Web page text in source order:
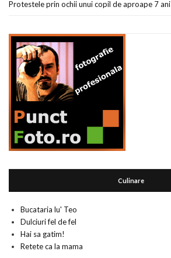
Protestele prin ochii unui copil de aproape 7 ani
Culinare
Bucataria lu' Teo
Dulciuri fel de fel
Hai sa gatim!
Retete ca la mama